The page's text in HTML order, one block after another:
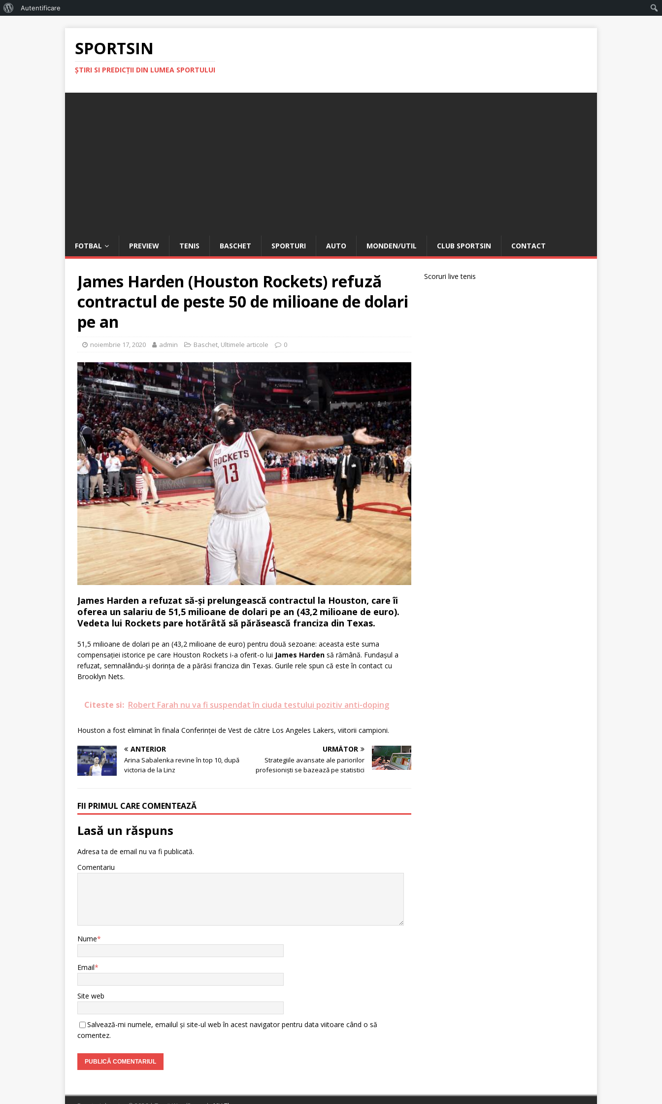
Autentificare
SPORTSIN
ŞTIRI SI PREDICŢII DIN LUMEA SPORTULUI
FOTBAL PREVIEW TENIS BASCHET SPORTURI AUTO MONDEN/UTIL CLUB SPORTSIN CONTACT
James Harden (Houston Rockets) refuză
contractul de peste 50 de milioane de dolari
pe an
noiembrie 17, 2020 admin Baschet, Ultimele articole 0
James Harden a refuzat să-și prelungească contractul la Houston, care îi
oferea un salariu de 51,5 milioane de dolari pe an (43,2 milioane de euro).
Vedeta lui Rockets pare hotărâtă să părăsească franciza din Texas.
51,5 milioane de dolari pe an (43,2 milioane de euro) pentru două sezoane: aceasta este suma
compensației istorice pe care Houston Rockets i-a oferit-o lui James Harden să rămână. Fundașul a
refuzat, semnalându-și dorința de a părăsi franciza din Texas. Gurile rele spun că este în contact cu
Brooklyn Nets.
Citeste si: Robert Farah nu va fi suspendat în ciuda testului pozitiv anti-doping
Houston a fost eliminat în finala Conferinței de Vest de către Los Angeles Lakers, viitorii campioni.
ANTERIOR
Arina Sabalenka revine în top 10, după
victoria de la Linz
URMĂTOR
Strategiile avansate ale pariorilor
profesioniști se bazează pe statistici
FII PRIMUL CARE COMENTEAZĂ
Lasă un răspuns
Adresa ta de email nu va fi publicată.
Comentariu
Nume*
Email*
Site web
Salvează-mi numele, emailul și site-ul web în acest navigator pentru data viitoare când o să
comentez.
Scoruri live tenis